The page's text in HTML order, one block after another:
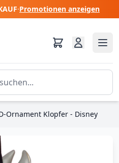
·Promotionen anzeigen
Ornament Klopfer - Disney